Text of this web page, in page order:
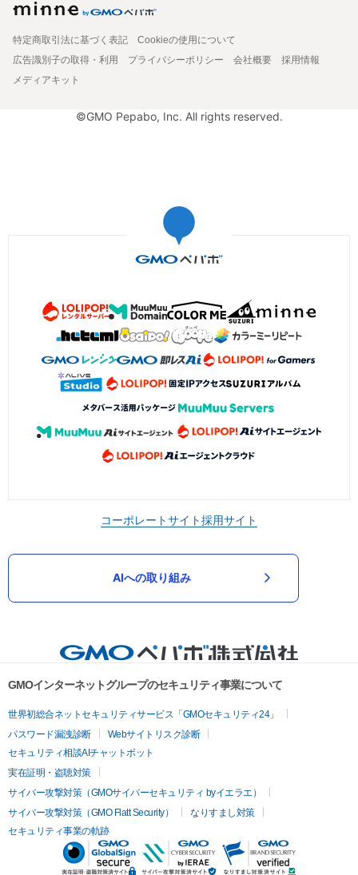
特定商取引法に基づく表記
Cookieの使用について
広告識別子の取得・利用
プライバシーポリシー 会社概要
採用情報
メディアキット
©GMO Pepabo, Inc. All rights reserved.
コーポレートサイト採用サイト
AIへの取り組み
GMOインターネットグループのセキュリティ事業について
世界初総合ネットセキュリティサービス「GMOセキュリティ24」
パスワード漏洩診断
Webサイトリスク診断
セキュリティ相談AIチャットボット
実在証明・盗聴対策
サイバー攻撃対策（GMOサイバーセキュリティ byイエラエ）
サイバー攻撃対策（GMO Flatt Security）
なりすまし対策
セキュリティ事業の軌跡